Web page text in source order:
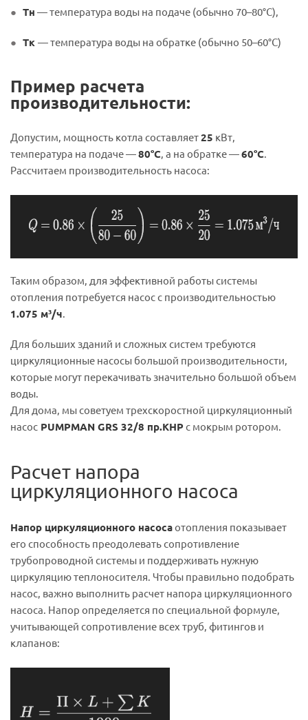
Tн — температура воды на подаче (обычно 70–80°C),
Tк — температура воды на обратке (обычно 50–60°C)
Пример расчета
производительности:
Допустим, мощность котла составляет25 кВт,
температура на подаче —80°C, а на обратке —60°C.
Рассчитаем производительность насоса:
Таким образом, для эффективной работы системы
отопления потребуется насос с производительностью
1.075 м³/ч.
Для больших зданий и сложных систем требуются
циркуляционные насосы большой производительности,
которые могут перекачивать значительно большой объем
воды.
Для дома, мы советуем трехскоростной циркуляционный
насос PUMPMAN GRS 32/8 пр.КНР с мокрым ротором.
Расчет напора
циркуляционного насоса
Напор циркуляционного насосаотопления показывает
его способность преодолевать сопротивление
трубопроводной системы и поддерживать нужную
циркуляцию теплоносителя. Чтобы правильно подобрать
насос, важно выполнить расчет напора циркуляционного
насоса. Напор определяется по специальной формуле,
учитывающей сопротивление всех труб, фитингов и
клапанов: